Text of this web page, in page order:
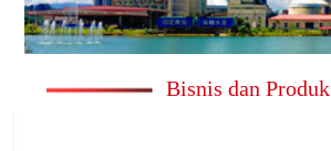
Bisnis dan Produk